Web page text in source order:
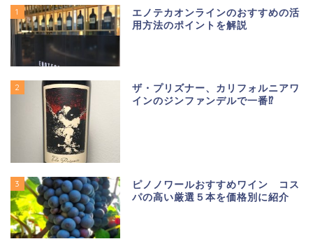
1
エノテカオンラインのおすすめの活
用方法のポイントを解説
2
ザ・プリズナー、カリフォルニアワ
インのジンファンデルで一番⁉
3
ピノノワールおすすめワイン コス
パの高い厳選５本を価格別に紹介